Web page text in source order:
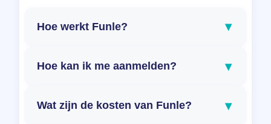
Hoe werkt Funle? ▾
Hoe kan ik me aanmelden? ▾
Wat zijn de kosten van Funle? ▾